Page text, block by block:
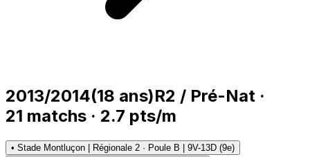
2013/2014(18 ans)R2 / Pré-Nat ·
21 matchs · 2.7 pts/m
• Stade Montluçon | Régionale 2 · Poule B | 9V-13D (9e)